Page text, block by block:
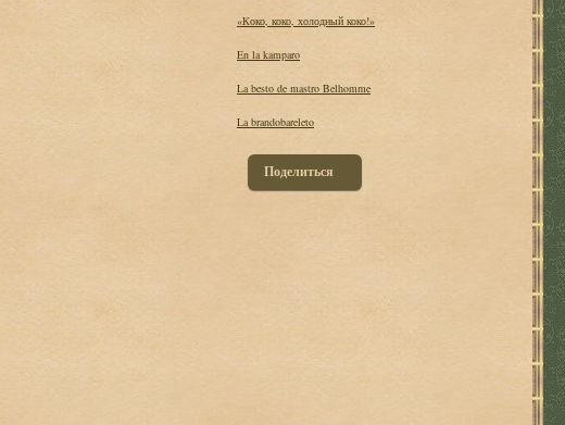
«Коко, коко, холодный коко!»
En la kamparo
La besto de mastro Belhomme
La brandobareleto
Поделиться